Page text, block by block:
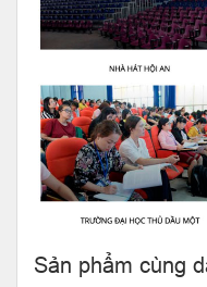
Sản phẩm cùng